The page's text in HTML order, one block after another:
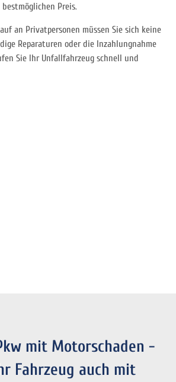
Preis.
an Privatpersonen müssen Sie sich keine
Reparaturen oder die Inzahlungnahme
Sie Ihr Unfallfahrzeug schnell und
mit Motorschaden -
Fahrzeug auch mit